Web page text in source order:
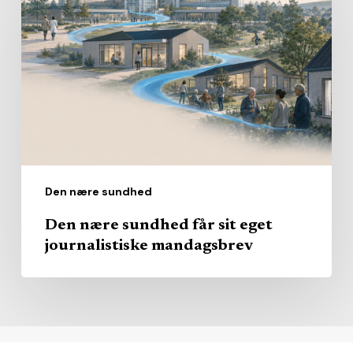
Den nære sundhed
sundhed
får
sit
Den nære sundhed får sit eget
journalistiske mandagsbrev